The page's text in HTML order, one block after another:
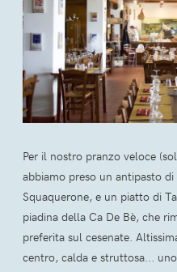
Per il nostro pranzo veloce
abbiamo preso un antipasto
Squaquerone, e un piatto di
piadina della Ca De Bè, che
preferita sul cesenate.
centro, calda e struttosa...